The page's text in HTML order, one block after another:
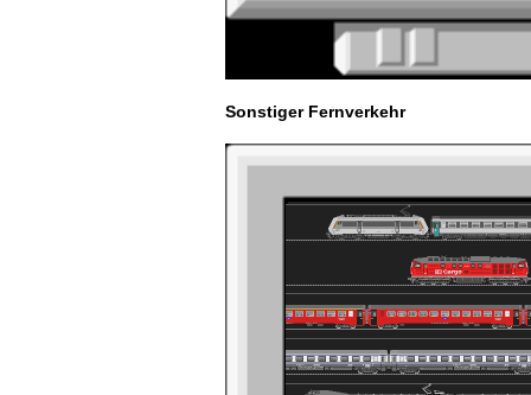
Sonstiger Fernverkehr